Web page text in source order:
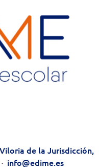
de la Jurisdicción,
info@edime.es